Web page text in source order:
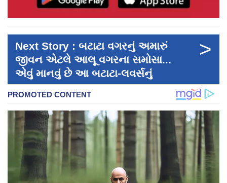
Next Story : બટાટા વગરનું અમારું
જીવન એટલે આલૂ વગરના સમોસા...
એવું માનવું છે આ બટાટા-લવર્સનું
>